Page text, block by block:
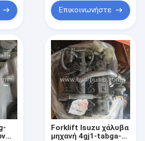
Επικοινωνήστε
Forklift Isuzu χάλυβα
μηχανή 4gj1-tabga-